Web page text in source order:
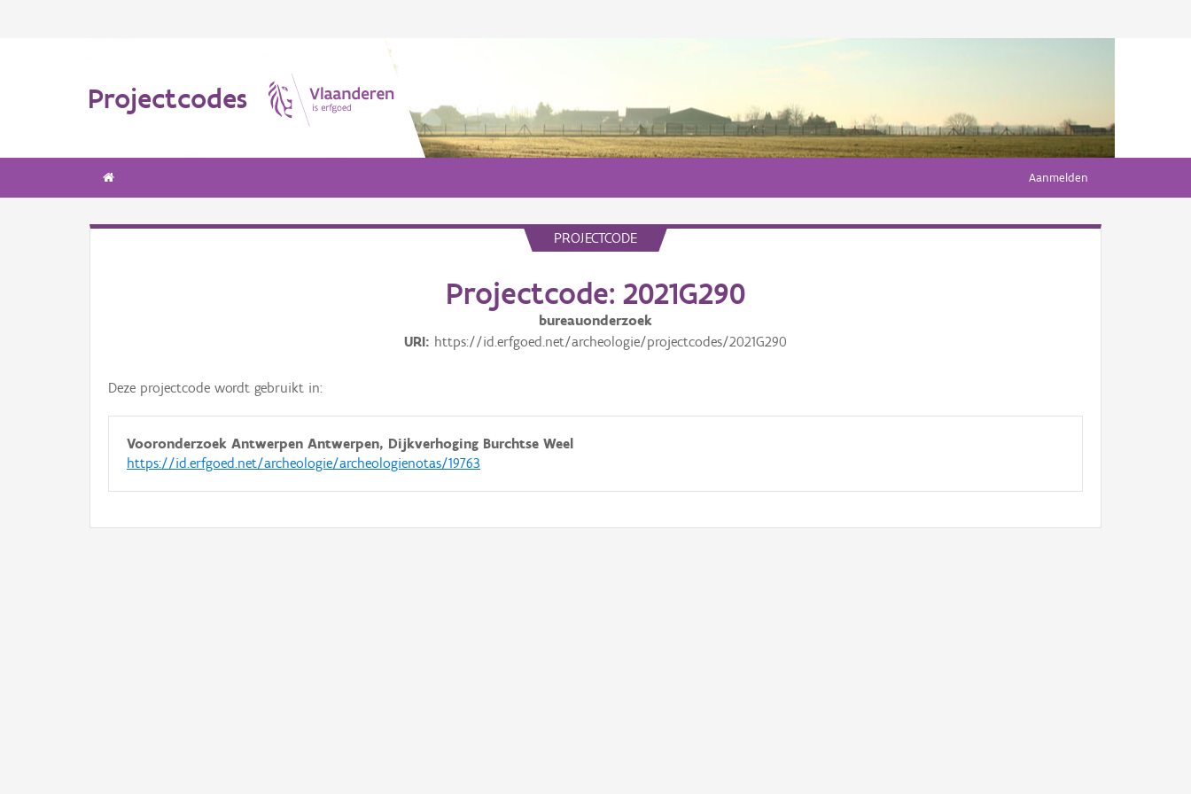
Projectcodes
Aanmelden
PROJECTCODE
Projectcode: 2021G290
bureauonderzoek
URI https://id.erfgoed.net/archeologie/projectcodes/2021G290
Deze projectcode wordt gebruikt in:
Vooronderzoek Antwerpen Antwerpen, Dijkverhoging Burchtse Weel
https://id.erfgoed.net/archeologie/archeologienotas/19763